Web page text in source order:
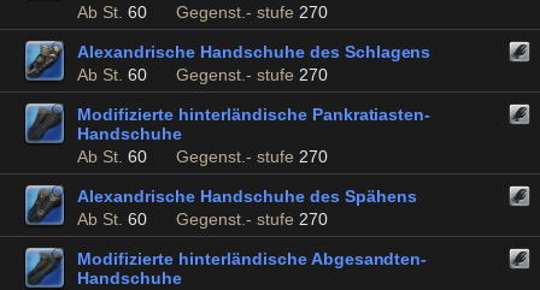
Ab St. 60 Gegenst.- stufe 270
Alexandrische Handschuhe des Schlagens
Ab St. 60 Gegenst.- stufe 270
Modifizierte hinterländische Pankratiasten-
Handschuhe
Ab St. 60 Gegenst.- stufe 270
Alexandrische Handschuhe des Spähens
Ab St. 60 Gegenst.- stufe 270
Modifizierte hinterländische Abgesandten-
Handschuhe